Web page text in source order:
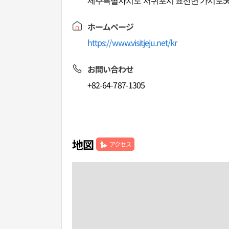
ホームページ
https://www.visitjeju.net/kr
お問い合わせ
+82-64-787-1305
地図 アクセス